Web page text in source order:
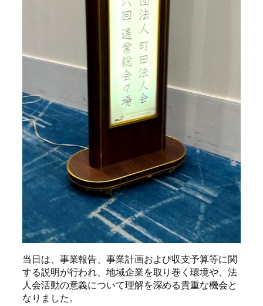
当日は、事業報告、事業計画および収支予算等に関
する説明が行われ、地域企業を取り巻く環境や、法
人会活動の意義について理解を深める貴重な機会と
なりました。